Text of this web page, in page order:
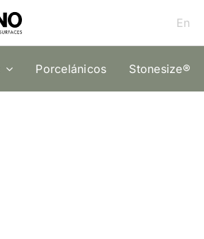
En
Porcelánicos Stonesize®